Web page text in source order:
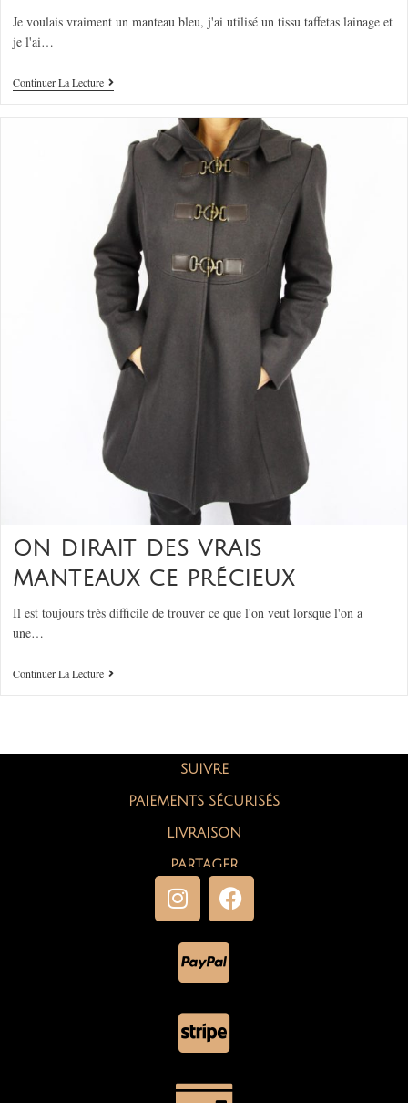
Je voulais vraiment un manteau bleu, j'ai utilisé un tissu taffetas lainage et
je l'ai…
Continuer La Lecture
ON DIRAIT DES VRAIS
MANTEAUX CE PRÉCIEUX
Il est toujours très difficile de trouver ce que l'on veut lorsque l'on a
une…
Continuer La Lecture
SUIVRE
PAIEMENTS SÉCURISÉS
LIVRAISON
PARTAGER